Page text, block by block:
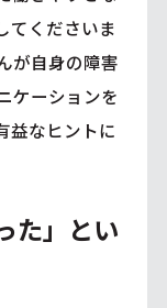
てくださいま
が自身の障害
ケーションを
益なヒントに
た」とい